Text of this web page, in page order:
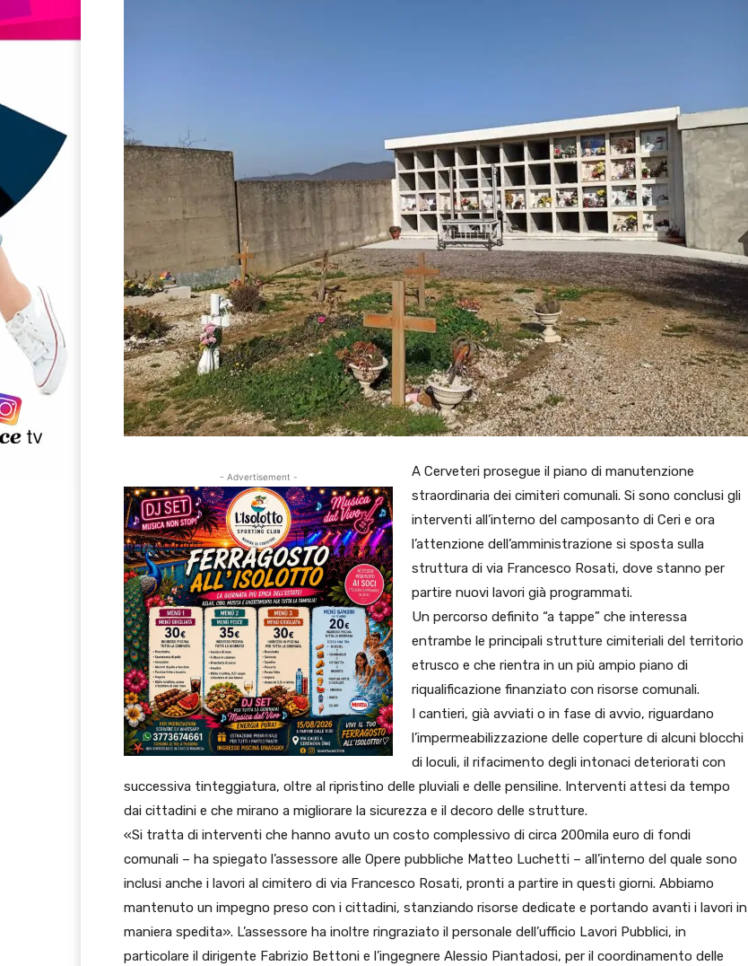
- Advertisement -
A Cerveteri prosegue il piano di manutenzione
straordinaria dei cimiteri comunali. Si sono conclusi gli
interventi all’interno del camposanto di Ceri e ora
l’attenzione dell’amministrazione si sposta sulla
struttura di via Francesco Rosati, dove stanno per
partire nuovi lavori già programmati.
Un percorso definito “a tappe” che interessa
entrambe le principali strutture cimiteriali del territorio
etrusco e che rientra in un più ampio piano di
riqualificazione finanziato con risorse comunali.
I cantieri, già avviati o in fase di avvio, riguardano
l’impermeabilizzazione delle coperture di alcuni blocchi
di loculi, il rifacimento degli intonaci deteriorati con
successiva tinteggiatura, oltre al ripristino delle pluviali e delle pensiline. Interventi attesi da tempo
dai cittadini e che mirano a migliorare la sicurezza e il decoro delle strutture.
«Si tratta di interventi che hanno avuto un costo complessivo di circa 200mila euro di fondi
comunali – ha spiegato l’assessore alle Opere pubbliche Matteo Luchetti – all’interno del quale sono
inclusi anche i lavori al cimitero di via Francesco Rosati, pronti a partire in questi giorni. Abbiamo
mantenuto un impegno preso con i cittadini, stanziando risorse dedicate e portando avanti i lavori in
maniera spedita». L’assessore ha inoltre ringraziato il personale dell’ufficio Lavori Pubblici, in
particolare il dirigente Fabrizio Bettoni e l’ingegnere Alessio Piantadosi, per il coordinamento delle